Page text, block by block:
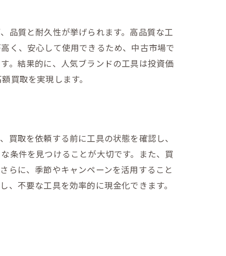
品質と耐久性が挙げられます。高品質な工
く、安心して使用できるため、中古市場で
。結果的に、人気ブランドの工具は投資価
買取を実現します。
取を依頼する前に工具の状態を確認し、
条件を見つけることが大切です。また、買
らに、季節やキャンペーンを活用すること
不要な工具を効率的に現金化できます。